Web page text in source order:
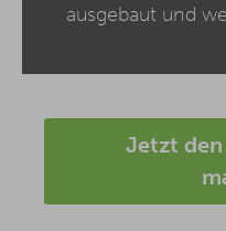
ausgebaut und
Jetzt